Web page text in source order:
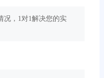
况，1对1解决您的实